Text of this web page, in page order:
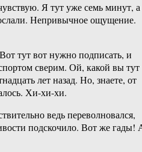
Я тут уже семь минут, а
Непривычное ощущение.
тут вот нужно подписать, и
сверим. Ой, какой вы тут
лет назад. Но, знаете, от
Хи-хи-хи.
ведь переволновался,
подскочило. Вот же гады!